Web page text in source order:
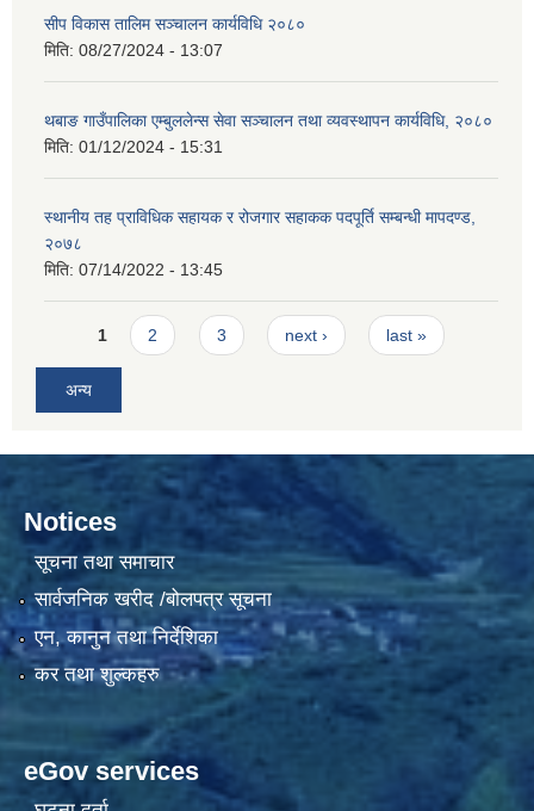
सीप विकास तालिम सञ्चालन कार्यविधि २०८०
मिति: 08/27/2024 - 13:07
थबाङ गाउँपालिका एम्बुललेन्स सेवा सञ्चालन तथा व्यवस्थापन कार्यविधि, २०८०
मिति: 01/12/2024 - 15:31
स्थानीय तह प्राविधिक सहायक र रोजगार सहाकक पदपूर्ति सम्बन्धी मापदण्ड,
२०७८
मिति: 07/14/2022 - 13:45
Pages
1 2 3 next › last »
अन्य
Notices
सूचना तथा समाचार
सार्वजनिक खरीद /बोलपत्र सूचना
एन, कानुन तथा निर्देशिका
कर तथा शुल्कहरु
eGov services